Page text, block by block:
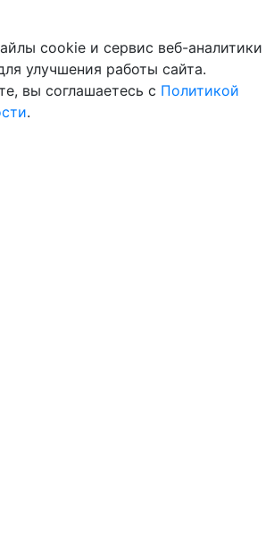
cookie и сервис веб-аналитики
улучшения работы сайта.
вы соглашаетесь с Политикой
.